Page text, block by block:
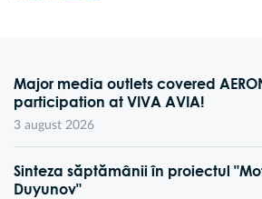
Major media outlets covered
participation at VIVA AVIA!
3 august 2026
Sinteza săptămânii în proiectul
Duyunov"